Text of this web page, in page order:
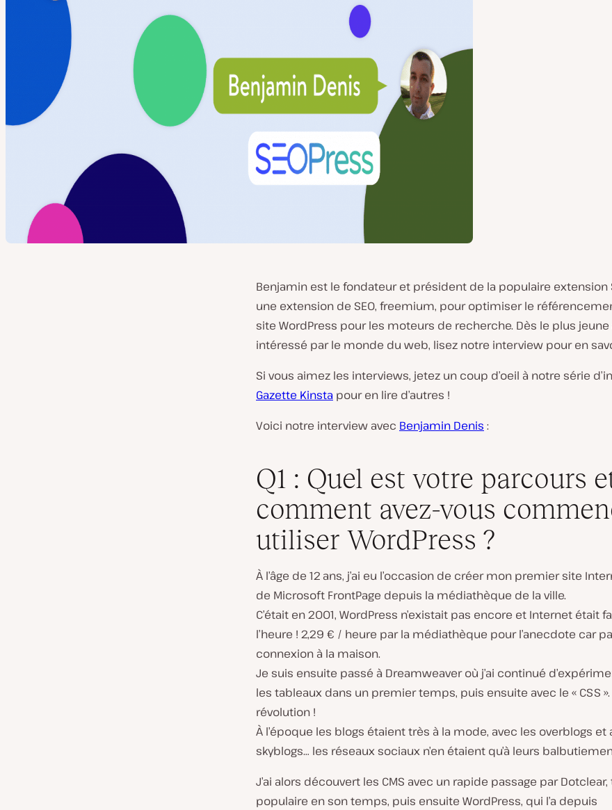
Benjamin est le fondateur et président de la populaire extension
une extension de SEO, freemium, pour optimiser le
site WordPress pour les moteurs de recherche. Dès le plus jeune
intéressé par le monde du web, lisez notre interview pour en
Si vous aimez les interviews, jetez un coup d’oeil à notre série
Gazette Kinsta pour en lire d’autres !
Voici notre interview avec Benjamin Denis :
Q1 : Quel est votre parcours
comment avez-vous
utiliser WordPress ?
À l’âge de 12 ans, j’ai eu l’occasion de créer mon premier site
de Microsoft FrontPage depuis la médiathèque de la ville.
C’était en 2001, WordPress n’existait pas encore et Internet était
l’heure ! 2,29 € / heure par la médiathèque pour l’anecdote car
connexion à la maison.
Je suis ensuite passé à Dreamweaver où j’ai continué
les tableaux dans un premier temps, puis ensuite avec le « CSS ».
révolution !
À l’époque les blogs étaient très à la mode, avec les overblogs et
skyblogs… les réseaux sociaux n’en étaient qu’à leurs
J’ai alors découvert les CMS avec un rapide passage par Dotclear,
populaire en son temps, puis ensuite WordPress, qui l’a depuis